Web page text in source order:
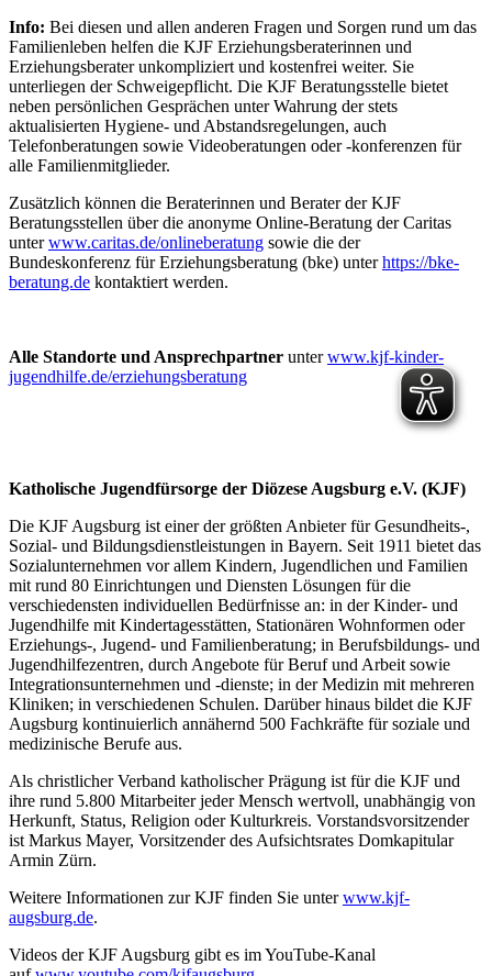
Info: Bei diesen und allen anderen Fragen und Sorgen rund um das
Familienleben helfen die KJF Erziehungsberaterinnen und
Erziehungsberater unkompliziert und kostenfrei weiter. Sie
unterliegen der Schweigepflicht. Die KJF Beratungsstelle bietet
neben persönlichen Gesprächen unter Wahrung der stets
aktualisierten Hygiene- und Abstandsregelungen, auch
Telefonberatungen sowie Videoberatungen oder -konferenzen für
alle Familienmitglieder.
Zusätzlich können die Beraterinnen und Berater der KJF
Beratungsstellen über die anonyme Online-Beratung der Caritas
unterwww.caritas.de/onlineberatung sowie die der
Bundeskonferenz für Erziehungsberatung (bke) unterhttps://bke-
beratung.de kontaktiert werden.
Alle Standorte und Ansprechpartner unterwww.kjf-kinder-
jugendhilfe.de/erziehungsberatung
Katholische Jugendfürsorge der Diözese Augsburg e.V. (KJF)
Die KJF Augsburg ist einer der größten Anbieter für Gesundheits-,
Sozial- und Bildungsdienstleistungen in Bayern. Seit 1911 bietet das
Sozialunternehmen vor allem Kindern, Jugendlichen und Familien
mit rund 80 Einrichtungen und Diensten Lösungen für die
verschiedensten individuellen Bedürfnisse an: in der Kinder- und
Jugendhilfe mit Kindertagesstätten, Stationären Wohnformen oder
Erziehungs-, Jugend- und Familienberatung; in Berufsbildungs- und
Jugendhilfezentren, durch Angebote für Beruf und Arbeit sowie
Integrationsunternehmen und -dienste; in der Medizin mit mehreren
Kliniken; in verschiedenen Schulen. Darüber hinaus bildet die KJF
Augsburg kontinuierlich annähernd 500 Fachkräfte für soziale und
medizinische Berufe aus.
Als christlicher Verband katholischer Prägung ist für die KJF und
ihre rund 5.800 Mitarbeiter jeder Mensch wertvoll, unabhängig von
Herkunft, Status, Religion oder Kulturkreis. Vorstandsvorsitzender
ist Markus Mayer, Vorsitzender des Aufsichtsrates Domkapitular
Armin Zürn.
Weitere Informationen zur KJF finden Sie unterwww.kjf-
augsburg.de.
Videos der KJF Augsburg gibt es im YouTube-Kanal